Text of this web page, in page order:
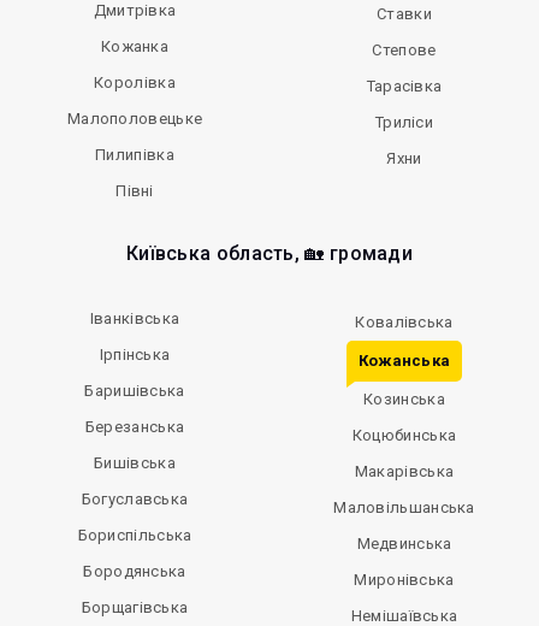
Дмитрівка
Кожанка
Королівка
Малополовецьке
Пилипівка
Півні
Ставки
Степове
Тарасівка
Триліси
Яхни
Київська область, 🏡 громади
Іванківська
Ірпінська
Баришівська
Березанська
Бишівська
Богуславська
Бориспільська
Бородянська
Борщагівська
Ковалівська
Кожанська
Козинська
Коцюбинська
Макарівська
Маловільшанська
Медвинська
Миронівська
Немішаївська